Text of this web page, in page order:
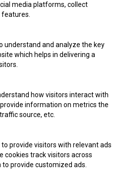
media platforms, collect
features.
understand and analyze the key
which helps in delivering a
how visitors interact with
information on metrics the
source, etc.
provide visitors with relevant ads
cookies track visitors across
provide customized ads.